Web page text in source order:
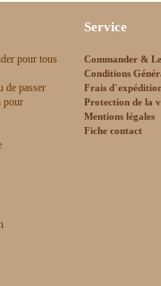
pour tous
de passer
pour
Service
Commander &
Conditions
Frais
Protection de la
Mentions légales
Fiche contact